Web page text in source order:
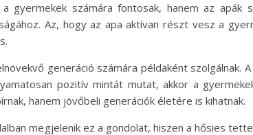
gyermekek számára fontosak, hanem az
Az, hogy az apa aktívan részt vesz a
generáció számára példaként
pozitív mintát mutat, akkor a
hanem jövőbeli generációk életére is kihatnak.
megjelenik ez a gondolat, hiszen a hősies